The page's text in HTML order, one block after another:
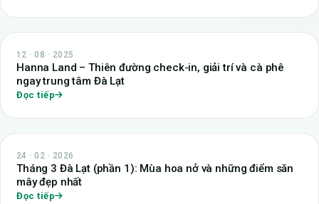
12 · 08 · 2025
Hanna Land – Thiên đường check-in, giải trí và cà phê
ngay trung tâm Đà Lạt
Đọc tiếp
24 · 02 · 2026
Tháng 3 Đà Lạt (phần 1): Mùa hoa nở và những điểm săn
mây đẹp nhất
Đọc tiếp